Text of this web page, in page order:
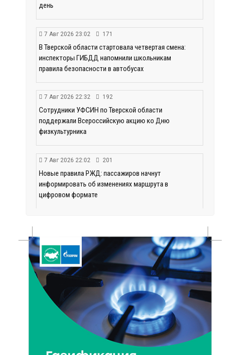
день
7 Авг 2026 23:02 171
В Тверской области стартовала четвертая смена:
инспекторы ГИБДД напомнили школьникам
правила безопасности в автобусах
7 Авг 2026 22:32 192
Сотрудники УФСИН по Тверской области
поддержали Всероссийскую акцию ко Дню
физкультурника
7 Авг 2026 22:02 201
Новые правила РЖД: пассажиров начнут
информировать об изменениях маршрута в
цифровом формате
Социальный фонд РФ представил актуальные
данные о численности пенсионеров
7 Авг 2026 20:02 216
Как питаться, чтобы мозг работал лучше:
рекомендации фитнес ‑ специалиста Александра
Семина
254
Ботанические лаборатории в школах: Тверская